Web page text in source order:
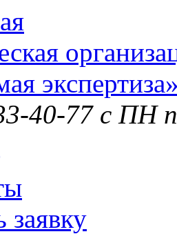
40-77 с ПН
заявку